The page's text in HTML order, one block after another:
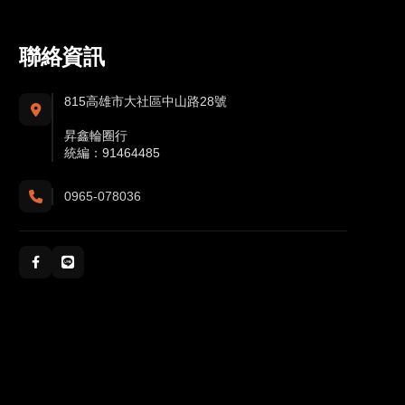
聯絡資訊
815高雄市大社區中山路28號
昇鑫輪圈行
統編：91464485
0965-078036
社群與通訊